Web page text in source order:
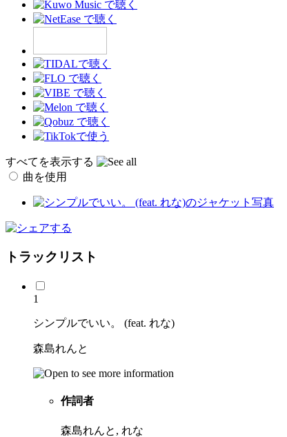
すべてを表示する
曲を使用
トラックリスト
1
シンプルでいい。 (feat. れな)
森島れんと
作詞者
森島れんと, れな